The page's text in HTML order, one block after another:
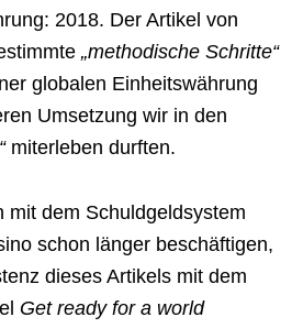
2018. Der Artikel von
„methodische Schritte“
globalen Einheitswährung
Umsetzung wir in den
miterleben durften.
mit dem Schuldgeldsystem
schon länger beschäftigen,
dieses Artikels mit dem
Get ready for a world